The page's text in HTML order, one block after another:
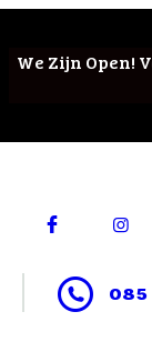
We Zijn Open!
085